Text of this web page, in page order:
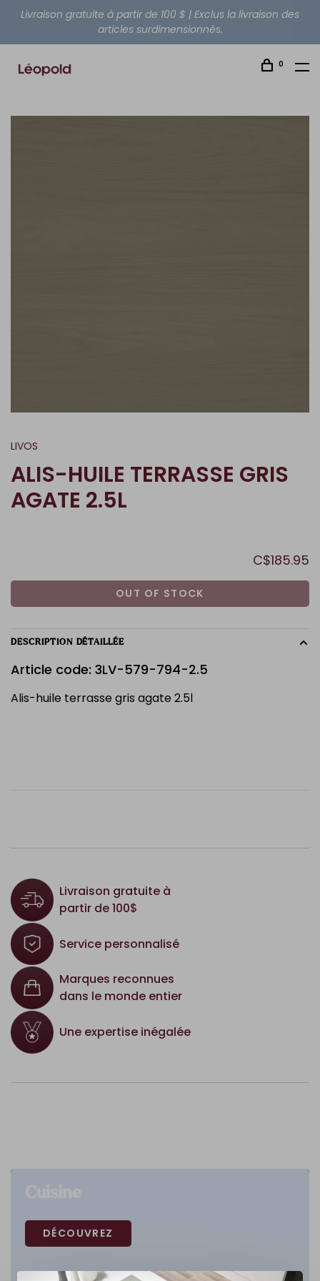
Livraison gratuite à partir de 100 $ | Exclus la livraison des
articles surdimensionnés.
0
LIVOS
ALIS-HUILE TERRASSE GRIS
AGATE 2.5L
C$185.95
OUT OF STOCK
DESCRIPTION DÉTAILLÉE
Article code: 3LV-579-794-2.5
Alis-huile terrasse gris agate 2.5l
Livraison gratuite à
partir de 100$
Service personnalisé
Marques reconnues
dans le monde entier
Une expertise inégalée
DÉCOUVREZ